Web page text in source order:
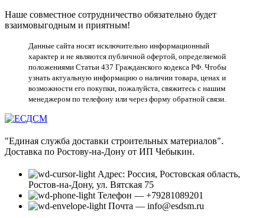
Наше совместное сотрудничество обязательно будет
взаимовыгодным и приятным!
Данные сайта носят исключительно информационный
характер и не являются публичной офертой, определяемой
положениями Статьи 437 Гражданского кодекса РФ. Чтобы
узнать актуальную информацию о наличии товара, ценах и
возможности его покупки, пожалуйста, свяжитесь с нашим
менеджером по телефону или через форму обратной связи.
"Единая служба доставки строительных материалов".
Доставка по Ростову-на-Дону от ИП Чебыкин.
Адрес: Россия, Ростовская область,
Ростов-на-Дону, ул. Вятская 75
Телефон — +79281089201
Почта — info@esdsm.ru